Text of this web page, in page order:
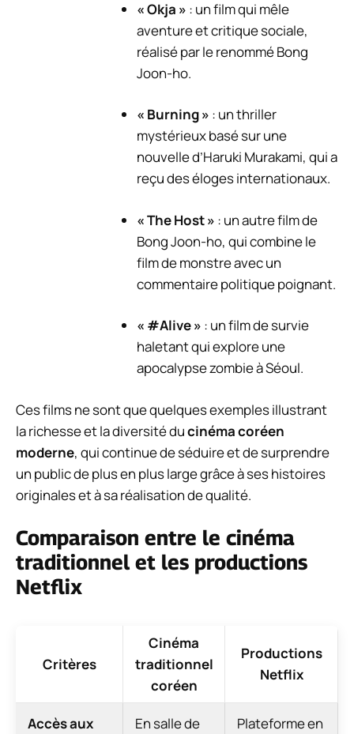
« Okja » : un film qui mêle
aventure et critique sociale,
réalisé par le renommé Bong
Joon-ho.
« Burning » : un thriller
mystérieux basé sur une
nouvelle d’Haruki Murakami, qui a
reçu des éloges internationaux.
« The Host » : un autre film de
Bong Joon-ho, qui combine le
film de monstre avec un
commentaire politique poignant.
« #Alive » : un film de survie
haletant qui explore une
apocalypse zombie à Séoul.
Ces films ne sont que quelques exemples illustrant
la richesse et la diversité ducinéma coréen
moderne, qui continue de séduire et de surprendre
un public de plus en plus large grâce à ses histoires
originales et à sa réalisation de qualité.
Comparaison entre le cinéma
traditionnel et les productions
Netflix
Critères
Cinéma
traditionnel
coréen
Productions
Netflix
Accès aux
En salle de
Plateforme en